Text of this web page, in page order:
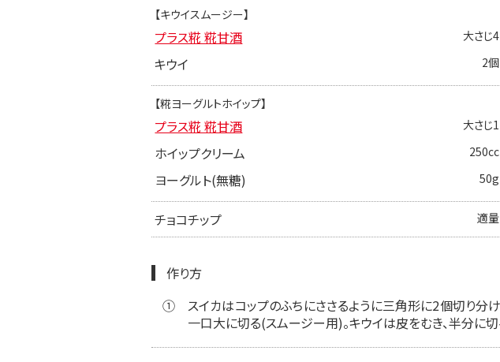
【キウイスムージー】
プラス糀 糀甘酒 大さじ4
キウイ 2個
【糀ヨーグルトホイップ】
プラス糀 糀甘酒 大さじ1
ホイップクリーム 250cc
ヨーグルト(無糖) 50g
チョコチップ 適量
作り方
①
スイカはコップのふちにささるように三角形に2個切り分
一口大に切る(スムージー用)。キウイは皮をむき、半分に切